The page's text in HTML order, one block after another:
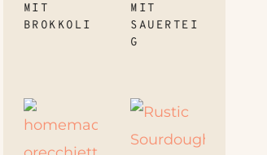
MIT
BROKKOLI
MIT
SAUERTEI
G